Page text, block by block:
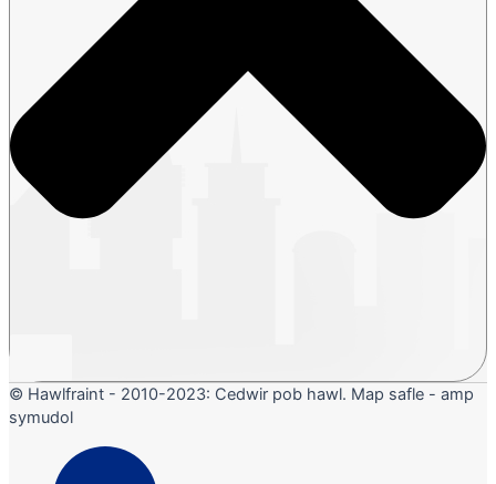
© Hawlfraint - 2010-2023: Cedwir pob hawl. Map safle - amp
symudol